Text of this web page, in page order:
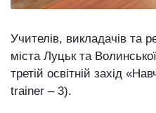
Афіша
ZONE 18+
Контакти
Учителів, викладачів та
міста Луцьк та
третій освітній захід
trainer – 3).